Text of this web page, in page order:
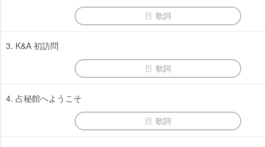
歌詞
3. K&A 初訪問
歌詞
4. 占秘館へようこそ
歌詞